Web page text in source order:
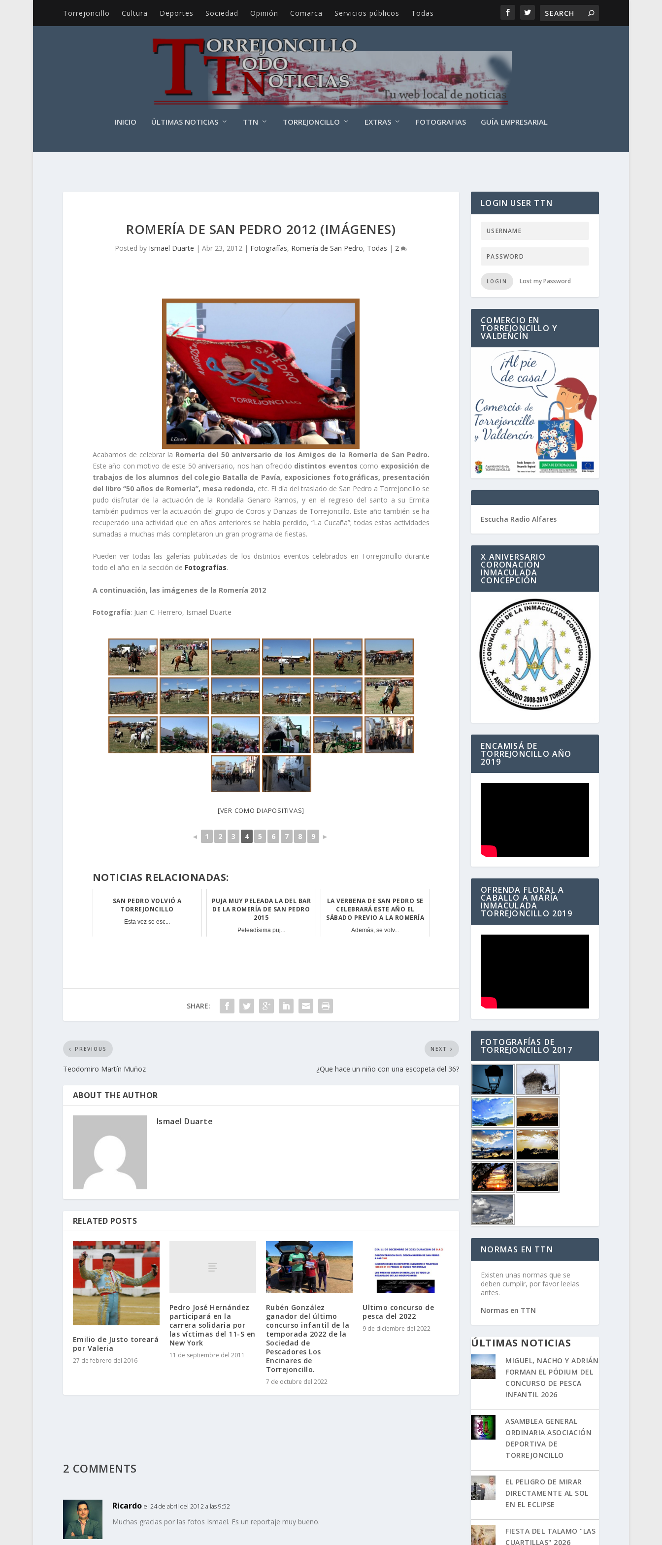
Torrejoncillo Cultura Deportes Sociedad Opinión Comarca Servicios públicos Todas
INICIO ÚLTIMAS NOTICIAS TTN TORREJONCILLO EXTRAS FOTOGRAFIAS GUÍA EMPRESARIAL
ROMERÍA DE SAN PEDRO 2012 (IMÁGENES)
Posted by Ismael Duarte |Abr 23, 2012 | Fotografías, Romería de San Pedro, Todas | 2
Acabamos de celebrar la Romería del 50 aniversario de los Amigos de la Romería de San Pedro.
Este año con motivo de este 50 aniversario, nos han ofrecido distintos eventos como exposición de
trabajos de los alumnos del colegio Batalla de Pavía, exposiciones fotográficas, presentación
del libro “50 años de Romería”, mesa redonda, etc. El día del traslado de San Pedro a Torrejoncillo se
pudo disfrutar de la actuación de la Rondalla Genaro Ramos, y en el regreso del santo a su Ermita
también pudimos ver la actuación del grupo de Coros y Danzas de Torrejoncillo. Este año también se ha
recuperado una actividad que en años anteriores se había perdido, “La Cucaña”; todas estas actividades
sumadas a muchas más completaron un gran programa de fiestas.
Pueden ver todas las galerías publicadas de los distintos eventos celebrados en Torrejoncillo durante
todo el año en la sección de Fotografías.
A continuación, las imágenes de la Romería 2012
Fotografía: Juan C. Herrero, Ismael Duarte
[VER COMO DIAPOSITIVAS]
◄ 1 2 3 4 5 6 7 8 9 ►
NOTICIAS RELACIONADAS:
SAN PEDRO VOLVIÓ A
TORREJONCILLO
Esta vez se esc...
PUJA MUY PELEADA LA DEL BAR
DE LA ROMERÍA DE SAN PEDRO
2015
Peleadísima puj...
LA VERBENA DE SAN PEDRO SE
CELEBRARÁ ESTE AÑO EL
SÁBADO PREVIO A LA ROMERÍA
Además, se volv...
SHARE:
PREVIOUS
Teodomiro Martín Muñoz
NEXT
¿Que hace un niño con una escopeta del 36?
ABOUT THE AUTHOR
Ismael Duarte
RELATED POSTS
Emilio de Justo toreará
por Valeria
27 de febrero del 2016
Pedro José Hernández
participará en la
carrera solidaria por
las víctimas del 11-S en
New York
11 de septiembre del 2011
Rubén González
ganador del último
concurso infantil de la
temporada 2022 de la
Sociedad de
Pescadores Los
Encinares de
Torrejoncillo.
7 de octubre del 2022
Ultimo concurso de
pesca del 2022
9 de diciembre del 2022
2 COMMENTS
Ricardo el 24 de abril del 2012 a las 9:52
Muchas gracias por las fotos Ismael. Es un reportaje muy bueno.
LOGIN USER TTN
LOGIN Lost my Password
COMERCIO EN
TORREJONCILLO Y
VALDENCÍN
Escucha Radio Alfares
X ANIVERSARIO
CORONACIÓN
INMACULADA
CONCEPCIÓN
ENCAMISÁ DE
TORREJONCILLO AÑO
2019
OFRENDA FLORAL A
CABALLO A MARÍA
INMACULADA
TORREJONCILLO 2019
FOTOGRAFÍAS DE
TORREJONCILLO 2017
NORMAS EN TTN
Existen unas normas que se
deben cumplir, por favor leelas
antes.
Normas en TTN
ÚLTIMAS NOTICIAS
MIGUEL, NACHO Y ADRIÁN
FORMAN EL PÓDIUM DEL
CONCURSO DE PESCA
INFANTIL 2026
ASAMBLEA GENERAL
ORDINARIA ASOCIACIÓN
DEPORTIVA DE
TORREJONCILLO
EL PELIGRO DE MIRAR
DIRECTAMENTE AL SOL
EN EL ECLIPSE
FIESTA DEL TALAMO "LAS
CUARTILLAS" 2026